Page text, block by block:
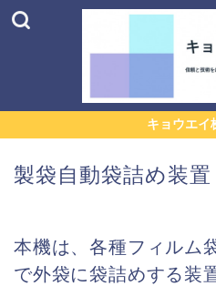
キョウエイ
製袋自動袋詰め装
本機は、各種フィルム
で外袋に袋詰めする装